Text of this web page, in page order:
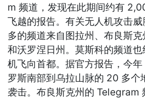
m 频道，发现在此期间约有
飞越的报告。有关无人机攻击
多的频道来自图拉州、布良斯克
和沃罗涅日州。莫斯科的频道也
机飞向首都。据官方报告，今
罗斯南部到乌拉山脉的 20 多个
袭击。布良斯克州的 Telegram